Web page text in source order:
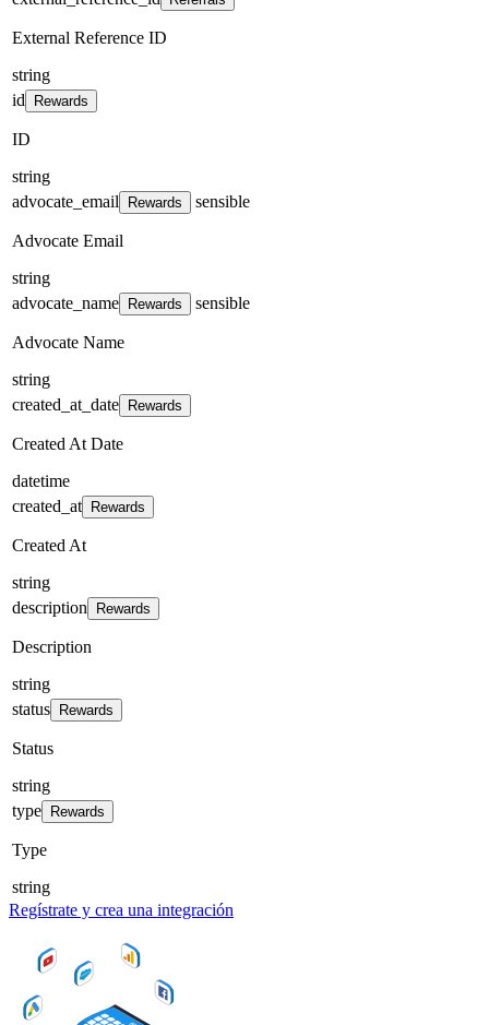
External Reference ID
string
id
Rewards
ID
string
advocate_email
Rewards sensible
Advocate Email
string
advocate_name
Rewards sensible
Advocate Name
string
created_at_date
Rewards
Created At Date
datetime
created_at
Rewards
Created At
string
description
Rewards
Description
string
status
Rewards
Status
string
type
Rewards
Type
string
Regístrate y crea una integración